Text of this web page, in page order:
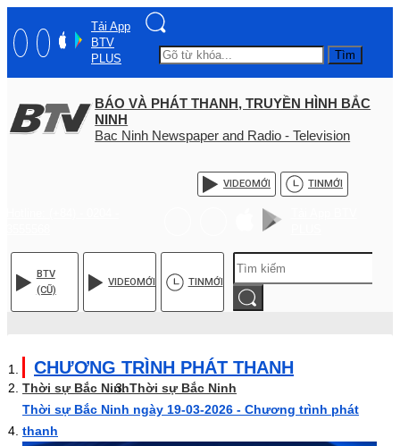
Tải App
BTV
PLUS
Tìm
BÁO VÀ PHÁT THANH, TRUYỀN HÌNH BẮC
NINH
Bac Ninh Newspaper and Radio - Television
VIDEOMỚI TINMỚI
BTV
(CŨ)
VIDEOMỚI TINMỚI
CHƯƠNG TRÌNH PHÁT THANH
Thời sự Bắc NinhThời sự Bắc Ninh
Thời sự Bắc Ninh ngày 19-03-2026 - Chương trình phát
thanh